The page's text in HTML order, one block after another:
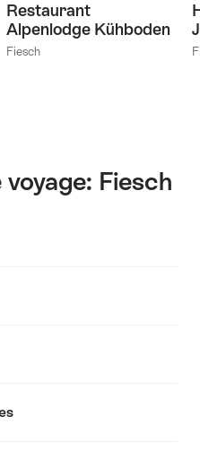
Restaurant
Alpenlodge Kühboden
Fiesch
Fiesch